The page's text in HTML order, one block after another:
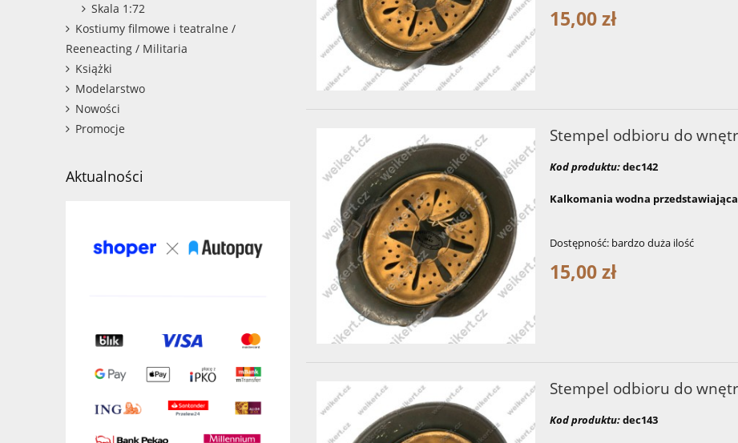
Skala 1:72
Kostiumy filmowe i teatralne /
Reeneacting / Militaria
Książki
Modelarstwo
Nowości
Promocje
Aktualności
15,00 zł
Stempel odbioru do
Kod produktu:dec142
Kalkomania wodna
Dostępność: bardzo duża ilość
15,00 zł
Stempel odbioru do
Kod produktu:dec143